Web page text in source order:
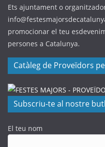
Ets ajuntament o
promocionar el teu
persones a Catalunya.
Catàleg de Proveïdors
Subscriu-te al nostre
El teu nom